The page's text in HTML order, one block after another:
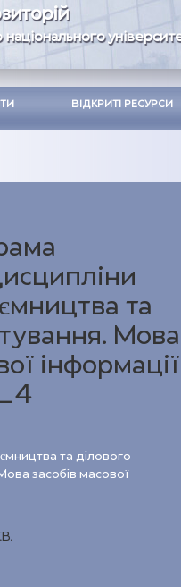
ВІДКРИТІ РЕСУРСИ
та
Мова
інформації
та ділового
засобів масової